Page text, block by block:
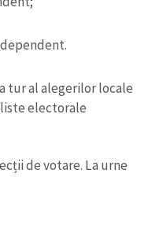
tur al alegerilor locale
liste electorale
de votare. La urne